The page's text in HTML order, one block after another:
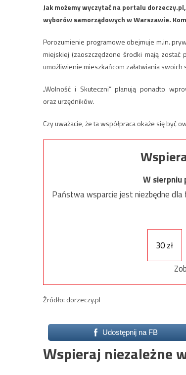
Jak możemy wyczytać na portalu
wyborów samorządowych w Warszawie.
Porozumienie programowe obejmuje m.in.
miejskiej (zaoszczędzone środki mają zostać
umożliwienie mieszkańcom załatwiania
„Wolność i Skuteczni” planują ponadto
oraz urzędników.
Czy uważacie, że ta współpraca okaże się być
W sierpniu
Państwa wsparcie jest niezbędne dla
30 zł
Źródło: dorzeczy.pl
Udostępnij na FB
Wspieraj niezależne